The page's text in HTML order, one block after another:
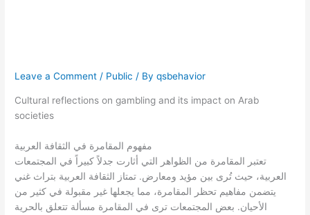
Leave a Comment / Public / Byqsbehavior
Cultural reflections on gambling and its impact on Arab
societies
مفهوم المقامرة في الثقافة العربية
تعتبر المقامرة من الظواهر التي أثارت جدلاً كبيراً في المجتمعات
العربية، حيث تُرى بين مؤيد ومعارض. تمتاز الثقافة العربية بتراث غني
يتضمن مفاهيم تحظر المقامرة، مما يجعلها غير مقبولة في كثير من
الأحيان. بعض المجتمعات ترى في المقامرة مسألة تتعلق بالحرية